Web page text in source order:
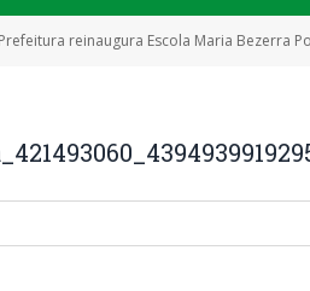
Prefeitura reinaugura Escola Maria Bezerra